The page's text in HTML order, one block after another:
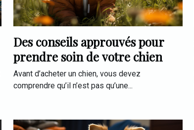
Des conseils approuvés pour
prendre soin de votre chien
Avant d’acheter un chien, vous devez
comprendre qu’il n’est pas qu’une...